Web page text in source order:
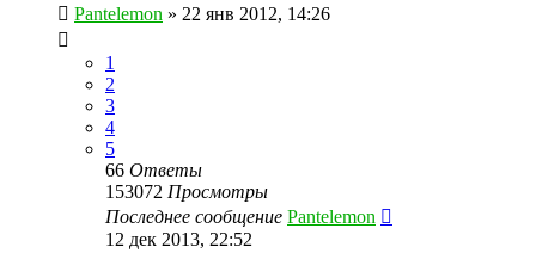
Pantelemon » 22 янв 2012, 14:26
1
2
3
4
5
66 Ответы
153072 Просмотры
Последнее сообщение Pantelemon
12 дек 2013, 22:52